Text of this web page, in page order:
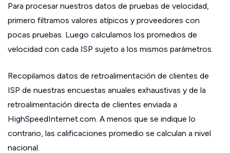
Para procesar nuestros datos de pruebas de velocidad,
primero filtramos valores atípicos y proveedores con
pocas pruebas. Luego calculamos los promedios de
velocidad con cada ISP sujeto a los mismos parámetros.
Recopilamos datos de retroalimentación de clientes de
ISP de nuestras encuestas anuales exhaustivas y de la
retroalimentación directa de clientes enviada a
HighSpeedInternet.com. A menos que se indique lo
contrario, las calificaciones promedio se calculan a nivel
nacional.